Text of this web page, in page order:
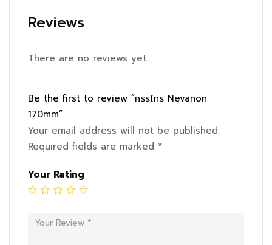
Reviews
There are no reviews yet.
Be the first to review “กรรไกร Nevanon
170mm”
Your email address will not be published.
Required fields are marked *
Your Rating